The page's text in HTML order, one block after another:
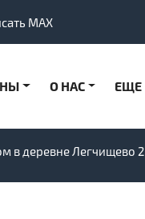
MAX
О НАС ЕЩЕ
в деревне Легчищево 2